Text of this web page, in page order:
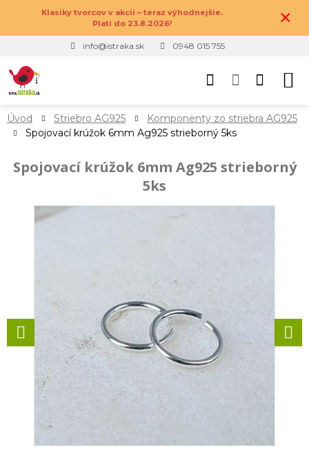
Klasiky tvorcov v akcii – teraz výhodnejšie.
Platí do 23.8.2026!
×
info@istraka.sk 0948 015 755
Úvod Striebro AG925
Komponenty zo striebra AG925
Spojovací krúžok 6mm Ag925 strieborný 5ks
Spojovací krúžok 6mm Ag925 strieborný
5ks